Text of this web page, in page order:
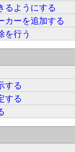
るようにする
カーを追加する
を行う
する
する